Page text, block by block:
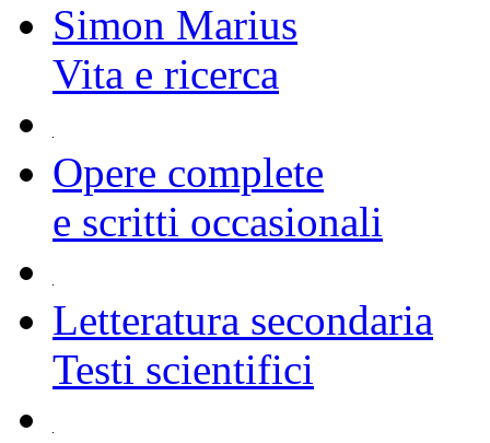
Simon Marius
Vita e ricerca
Opere complete
e scritti occasionali
Letteratura secondaria
Testi scientifici